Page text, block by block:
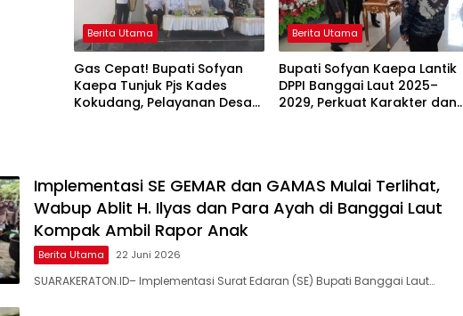
Berita Utama
Gas Cepat! Bupati Sofyan
Kaepa Tunjuk Pjs Kades
Kokudang, Pelayanan Desa
Berita Utama
Bupati Sofyan Kaepa Lantik
DPPI Banggai Laut 2025–
2029, Perkuat Karakter dan
Implementasi SE GEMAR dan GAMAS Mulai Terlihat,
Wabup Ablit H. Ilyas dan Para Ayah di Banggai Laut
Kompak Ambil Rapor Anak
Berita Utama 22 Juni 2026
SUARAKERATON.ID– Implementasi Surat Edaran (SE) Bupati Banggai Laut…